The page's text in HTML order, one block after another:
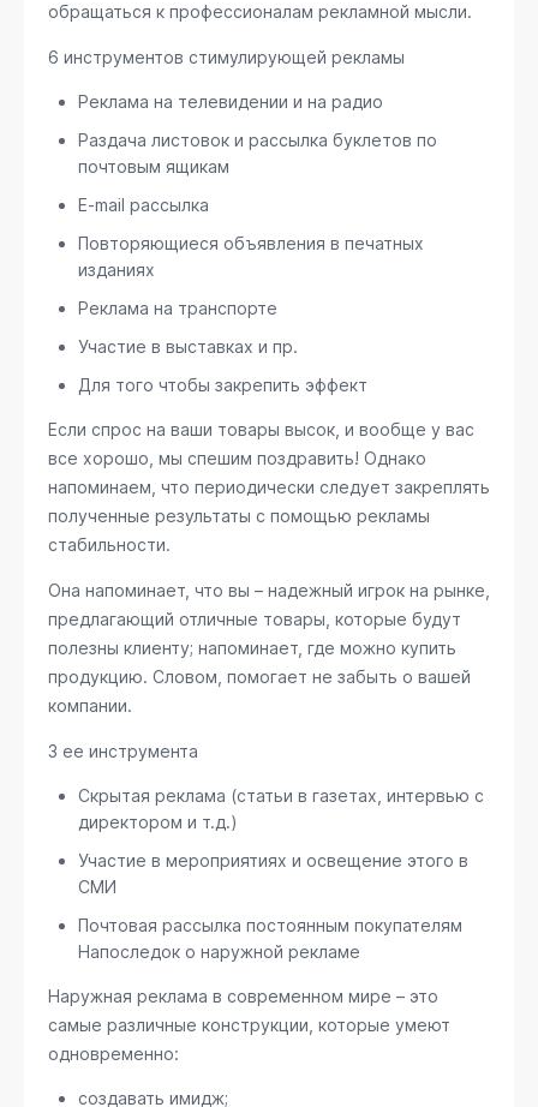
обращаться к профессионалам рекламной мысли.
6 инструментов стимулирующей рекламы
Реклама на телевидении и на радио
Раздача листовок и рассылка буклетов по
почтовым ящикам
E-mail рассылка
Повторяющиеся объявления в печатных
изданиях
Реклама на транспорте
Участие в выставках и пр.
Для того чтобы закрепить эффект
Если спрос на ваши товары высок, и вообще у вас
все хорошо, мы спешим поздравить! Однако
напоминаем, что периодически следует закреплять
полученные результаты с помощью рекламы
стабильности.
Она напоминает, что вы – надежный игрок на рынке,
предлагающий отличные товары, которые будут
полезны клиенту; напоминает, где можно купить
продукцию. Словом, помогает не забыть о вашей
компании.
3 ее инструмента
Скрытая реклама (статьи в газетах, интервью с
директором и т.д.)
Участие в мероприятиях и освещение этого в
СМИ
Почтовая рассылка постоянным покупателям
Напоследок о наружной рекламе
Наружная реклама в современном мире – это
самые различные конструкции, которые умеют
одновременно:
создавать имидж;